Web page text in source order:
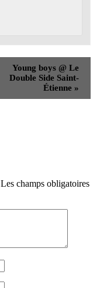
Young boys @ Le
Double Side Saint-
Étienne »
Les champs obligatoires